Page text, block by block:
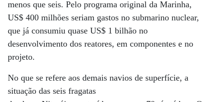
menos que seis. Pelo programa original da Marinha,
US$ 400 milhões seriam gastos no submarino nuclear,
que já consumiu quase US$ 1 bilhão no
desenvolvimento dos reatores, em componentes e no
projeto.
No que se refere aos demais navios de superfície, a
situação das seis fragatas